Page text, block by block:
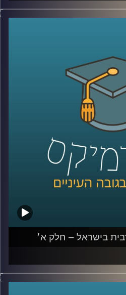
אוכלוסיות בישראל, איך מחלקים
להשקיע באוכלוסייה הערבית
גדולים?
חברתית, השכלה, מי הולך
נשים ערביות, למה פעם גבריים
מהי החלטת החומש לחברה
יודעת עברית?
חוקרת בכירה במכון אהרן
לכלכלה – אוניברסיטת
לחברה הערבית.
בישראל – חלק א׳
הערבי בישראל והפערים
הכללית אשר העמיקו במהלך